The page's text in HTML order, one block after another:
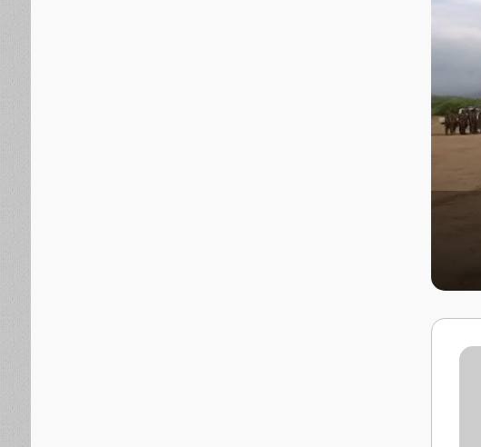
موقف السلطان عبدالحميد الثاني من